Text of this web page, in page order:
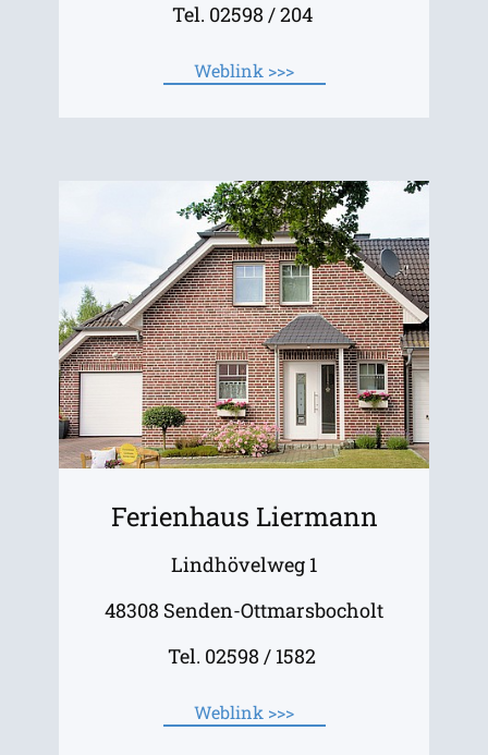
Tel. 02598 / 204
Weblink >>>
Ferienhaus Liermann
Lindhövelweg 1
48308 Senden-Ottmarsbocholt
Tel. 02598 / 1582
Weblink >>>